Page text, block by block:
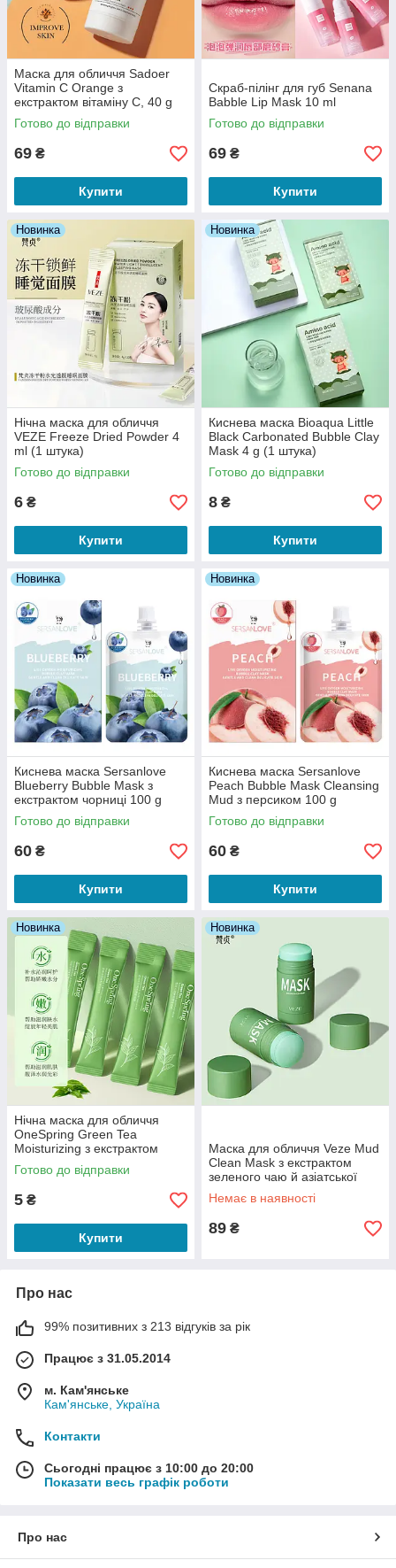
Маска для обличчя Sadoer
Vitamin C Orange з
екстрактом вітаміну С, 40 g
Готово до відправки
69 ₴
Купити
Скраб-пілінг для губ Senana
Babble Lip Mask 10 ml
Готово до відправки
69 ₴
Купити
Новинка
Нічна маска для обличчя
VEZE Freeze Dried Powder 4
ml (1 штука)
Готово до відправки
6 ₴
Купити
Новинка
Киснева маска Bioaqua Little
Black Carbonated Bubble Clay
Mask 4 g (1 штука)
Готово до відправки
8 ₴
Купити
Новинка
Киснева маска Sersanlove
Blueberry Bubble Mask з
екстрактом чорниці 100 g
Готово до відправки
60 ₴
Купити
Новинка
Киснева маска Sersanlove
Peach Bubble Mask Cleansing
Mud з персиком 100 g
Готово до відправки
60 ₴
Купити
Новинка
Нічна маска для обличчя
OneSpring Green Tea
Moisturizing з екстрактом
чайного дерева (1 штука)
Готово до відправки
5 ₴
Купити
Новинка
Маска для обличчя Veze Mud
Clean Mask з екстрактом
зеленого чаю й азіатської
центели 40 g
Немає в наявності
89 ₴
Про нас
99% позитивних з 213 відгуків за рік
Працює з 31.05.2014
м. Кам'янське
Кам'янське, Україна
Контакти
Сьогодні працює з 10:00 до 20:00
Показати весь графік роботи
Про нас